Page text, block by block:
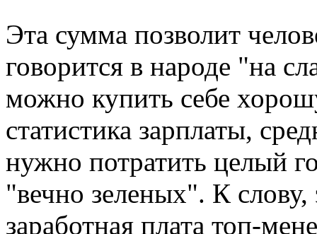
Эта сумма позволит
говорится в народе "на
можно купить себе
статистика зарплаты,
нужно потратить целый
"вечно зеленых". К слову,
заработная плата топ-